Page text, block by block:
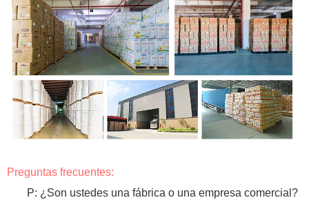
Preguntas frecuentes:
P: ¿Son ustedes una fábrica o una empresa comercial?